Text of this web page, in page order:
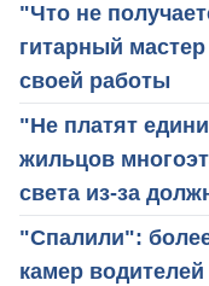
"Что не
гитарный мастер
своей работы
"Не платят
жильцов
света из-за
"Спалили":
камер